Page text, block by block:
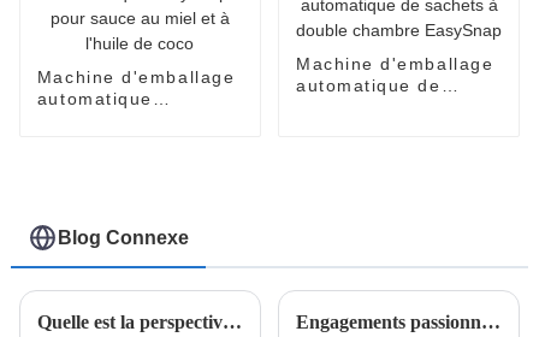
Machine d'emballage
automatique
Machine d'emballage
automatique de
Blog Connexe
Quelle est la perspective de la machine d'emballage Easy Open Engagements passionnants au salon de Kuala Lumpur : la machine d'emballage Easy Snap à l'honneur